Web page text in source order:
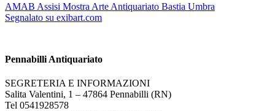
AMAB Assisi Mostra Arte Antiquariato Bastia Umbra
Segnalato su exibart.com
Pennabilli Antiquariato
SEGRETERIA E INFORMAZIONI
Salita Valentini, 1 – 47864 Pennabilli (RN)
Tel 0541928578